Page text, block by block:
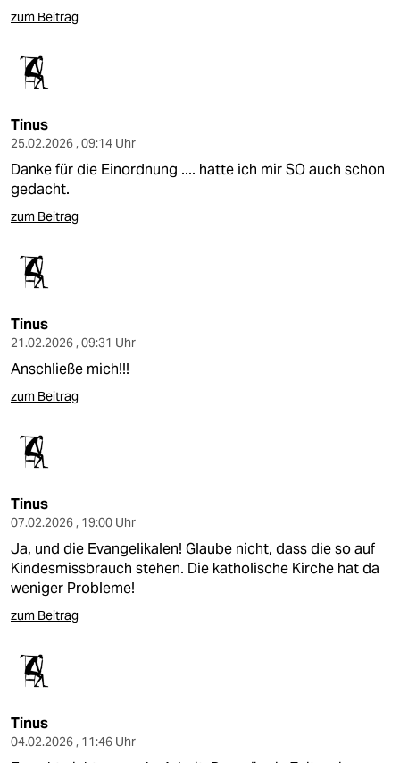
zum Beitrag
Tinus
25.02.2026 , 09:14 Uhr
Danke für die Einordnung .... hatte ich mir SO auch schon
gedacht.
zum Beitrag
Tinus
21.02.2026 , 09:31 Uhr
Anschließe mich!!!
zum Beitrag
Tinus
07.02.2026 , 19:00 Uhr
Ja, und die Evangelikalen! Glaube nicht, dass die so auf
Kindesmissbrauch stehen. Die katholische Kirche hat da
weniger Probleme!
zum Beitrag
Tinus
04.02.2026 , 11:46 Uhr